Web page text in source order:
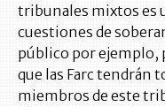
tribunales mixtos es
cuestiones de
público por ejemplo,
que las Farc tendrán
miembros de este